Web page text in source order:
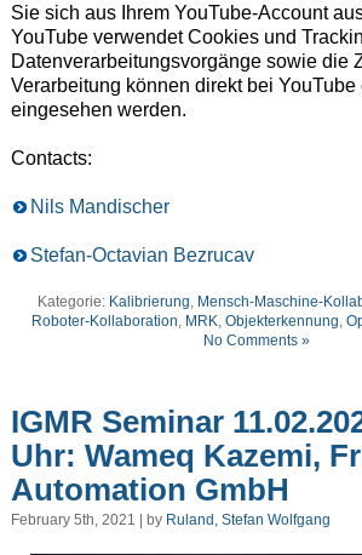
Sie sich aus Ihrem YouTube-Account
YouTube verwendet Cookies und
Datenverarbeitungsvorgänge sowie die
Verarbeitung können direkt bei YouTube
eingesehen werden.
Contacts:
Nils Mandischer
Stefan-Octavian Bezrucav
Kategorie: Kalibrierung, Mensch-Maschine-
Roboter-Kollaboration, MRK,Objekterkennung,
No Comments »
IGMR Seminar
Uhr: Wameq Kazemi,
Automation GmbH
February 5th, 2021 | by Ruland, Stefan Wolfgang